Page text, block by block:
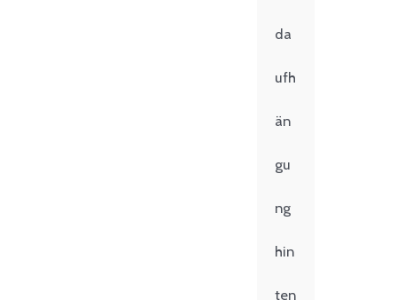
da
ufh
än
gu
ng
hin
ten